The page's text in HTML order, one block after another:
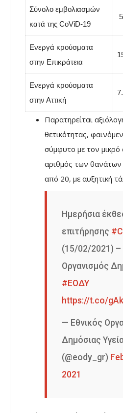
Σύνολο εμβολιασμών
κατά της CoViD-19
Ενεργά κρούσματα
στην Επικράτεια
Ενεργά κρούσματα
στην Αττική
Παρατηρείται
θετικότητας,
σύμφυτο με τον
αριθμός των
από 20, με αυξητική
Ημερήσια
επιτήρησης
(15/02/2021) –
Οργανισμός
#ΕΟΔΥ
https://t.co/
— Εθνικός
Δημόσιας
(@eody_gr)
2021